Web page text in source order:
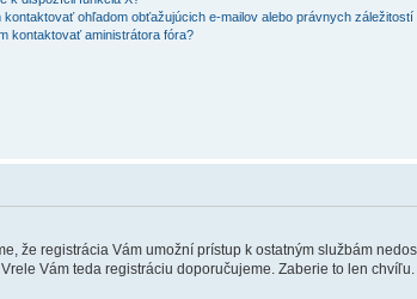
kontaktovať ohľadom obťažujúcich e-mailov alebo právnych záležitostí
kontaktovať aministrátora fóra?
že registrácia Vám umožní prístup k ostatným službám
Vám teda registráciu doporučujeme. Zaberie to len chvíľu.